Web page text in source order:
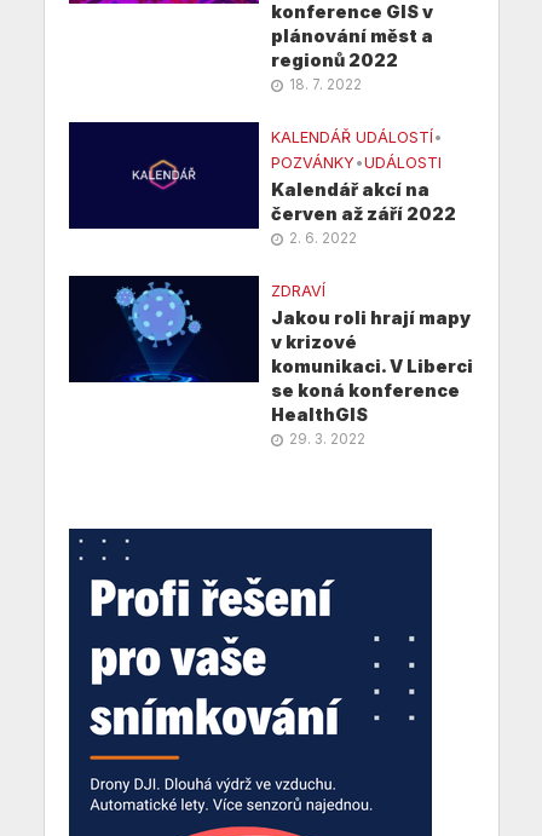
konference GIS v
plánování měst a
regionů 2022
18. 7. 2022
KALENDÁŘ UDÁLOSTÍ •
POZVÁNKY •UDÁLOSTI
Kalendář akcí na
červen až září 2022
2. 6. 2022
ZDRAVÍ
Jakou roli hrají mapy
v krizové
komunikaci. V Liberci
se koná konference
HealthGIS
29. 3. 2022